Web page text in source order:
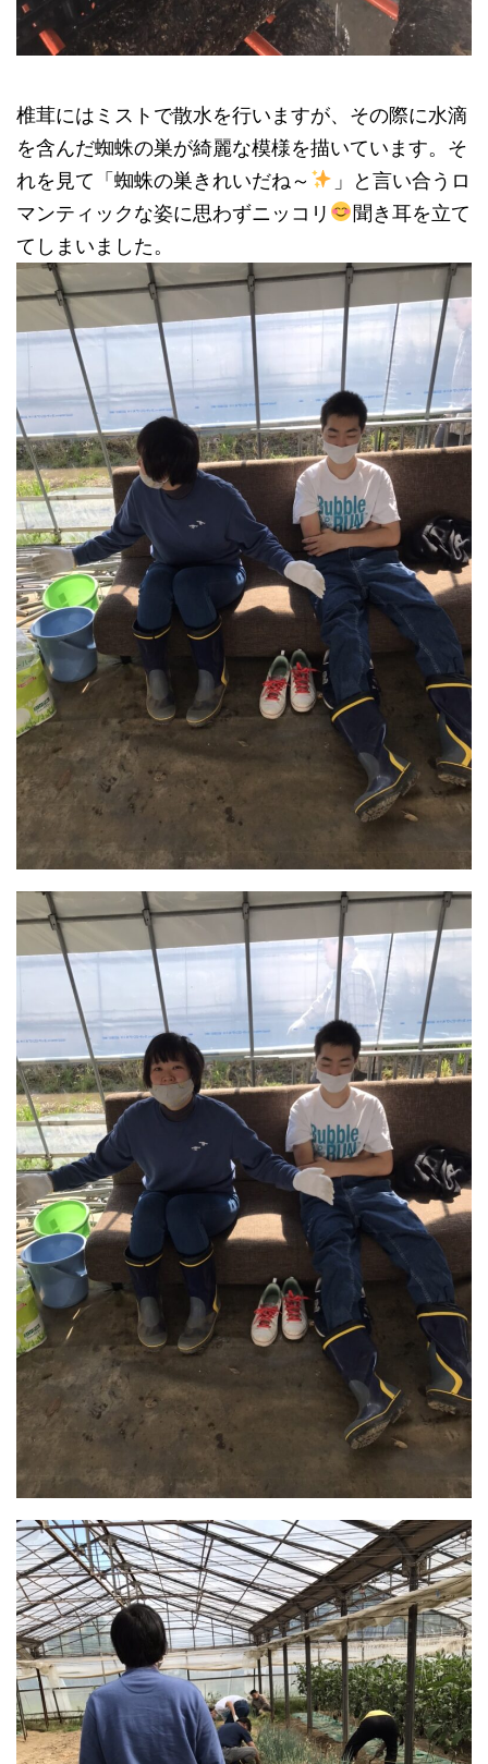
椎茸にはミストで散水を行いますが、その際に水滴
を含んだ蜘蛛の巣が綺麗な模様を描いています。そ
れを見て「蜘蛛の巣きれいだね～
」と言い合うロ
マンティックな姿に思わずニッコリ
聞き耳を立て
てしまいました。